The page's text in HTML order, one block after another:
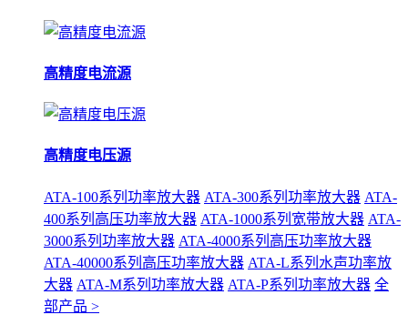
高精度电流源
高精度电压源
ATA-100系列功率放大器 ATA-300系列功率放大器 ATA-
400系列高压功率放大器 ATA-1000系列宽带放大器 ATA-
3000系列功率放大器 ATA-4000系列高压功率放大器
ATA-40000系列高压功率放大器 ATA-L系列水声功率放
大器 ATA-M系列功率放大器 ATA-P系列功率放大器 全
部产品 >